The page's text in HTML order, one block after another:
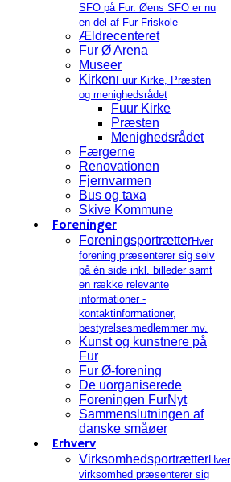
SFO på Fur. Øens SFO er nu
en del af Fur Friskole
Ældrecenteret
Fur Ø Arena
Museer
Kirken Fuur Kirke, Præsten
og menighedsrådet
Fuur Kirke
Præsten
Menighedsrådet
Færgerne
Renovationen
Fjernvarmen
Bus og taxa
Skive Kommune
Foreninger
ForeningsportrætterHver
forening præsenterer sig selv
på én side inkl. billeder samt
en række relevante
informationer -
kontaktinformationer,
bestyrelsesmedlemmer mv.
Kunst og kunstnere på
Fur
Fur Ø-forening
De uorganiserede
Foreningen FurNyt
Sammenslutningen af
danske småøer
Erhverv
VirksomhedsportrætterHver
virksomhed præsenterer sig